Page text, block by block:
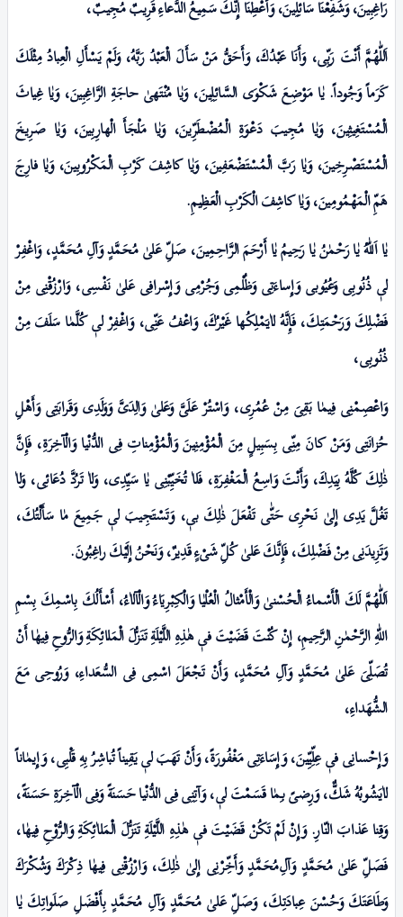
رَاغِبِینَ، وَشَفِّعْنَا سَائِلِینَ، وَأَعْطِنَا إِنَّكَ سَمِيعُ الدُّعاءِ قَرِيبٌ مُجِيبٌ،
اَللّٰهُمَّ أَنْتَ رَبِّی، وَأَنَا عَبْدُكَ، وَأَحَقُّ مَنْ سَأَلَ الْعَبْدُ رَبَّهُ، وَلَمْ يَسْأَلِ الْعِبادُ مِثْلَكَ
كَرَماً وَجُوداً. يٰا مَوْضِعَ شَكْوَى السَّائِلِینَ، وَيٰا مُنْتَهىٰ حاجَةِ الرَّاغِبِینَ، وَيٰا غِياثَ
الْمُسْتَغِيثِینَ، وَيٰا مُجِيبَ دَعْوَةِ الْمُضْطَرِّينَ، وَيٰا مَلْجَأَ الْهارِبِینَ، وَيٰا صَـرِيخَ
الْمُسْتَصْـرِخِینَ، وَيٰا رَبَّ الْمُسْتَضْعَفِینَ، وَيٰا كاشِفَ كَرْبِ الْمَكْرُوبِینَ، وَيٰا فارِجَ
هَمِّ الْمَهْمُومِینَ، وَيٰا كاشِفَ الْكَرْبِ الْعَظِيمِ.
يٰا اَللّٰهُ يٰا رَحْمٰنُ يٰا رَحِيمُ يٰا أَرْحَمَ الرَّاحِمِینَ، صَلِّ عَلیٰ مُحَمَّدٍ وَآلِ مُحَمَّدٍ، وَاغْفِرْ
لیٖ ذُنُوبِی وَعُيُوبی وَإِساءَتِی وَظُلْمِى وَجُرْمِى وَإِسْـرافِی عَلیٰ نَفْسِی، وَارْزُقْنِى مِنْ
فَضْلِكَ وَرَحْمَتِكَ، فَإِنَّهُ لاٰيـَمْلِكُها غَیْرُكَ، وَاعْفُ عَنِّى، وَاغْفِرْ لیٖ كُلَّمٰا سَلَفَ مِنْ
ذُنُوبِی،
وَاعْصِمْنِى فِيمٰا بَقِىَ مِنْ عُمُرِى، وَاسْتُـرْ عَلَیَّ وَعَلیٰ وَالِدَىَّ وَوَلَدِى وَقَرابَتِى وَأَهْلِ
حُزانَتِى وَمَنْ كانَ مِنِّى بِسَبِيلٍ مِنَ الْمُؤْمِنِینَ وَالْمُؤْمِناتِ فِی الدُّنْيا وَالْآخِرَةِ، فَإِنَّ
ذٰلِكَ كُلَّهُ بِيَدِكَ، وَأَنْتَ وَاسِعُ الْمَغْفِرَةِ، فَلاٰ تُخَيِّبْنِى يٰا سَيِّدِى، وَلاٰ تَرُدَّ دُعَائِی، وَلاٰ
تَغُلَّ يَدِى إِلیٰ نَحْرِى حَتّٰى تَفْعَلَ ذٰلِكَ بیٖ، وَتَسْتَجِيبَ لیٖ جَمِيعَ مٰا سَأَلْتُكَ،
وَتَزِيدَنِی مِنْ فَضْلِكَ، فَإِنَّكَ عَلیٰ كُلِّ شَیْءٍ قَدِيرٌ، وَنَحْنُ إِلَيْكَ راغِبُونَ.
اَللّٰهُمَّ لَكَ الْأَسْماءُ الْحُسْنىٰ وَالْأَمْثالُ الْعُلْيٰا وَالْكِبْـرِيَاءُ وَالْآلاٰءُ، أَسْأَلُكَ بِاسْمِكَ بِسْمِ
اللّٰهِ الرَّحْمٰنِ الرَّحِيمِ، إِنْ كُنْتَ قَضَيْتَ فیٖ هٰذِہِ اللَّيْلَةِ تَنَزُّلَ الْمَلائِكَةِ وَالرُّوحِ فِيهٰا أَنْ
تُصَلِّیَ عَلیٰ مُحَمَّدٍ وَآلِ مُحَمَّدٍ، وَأَنْ تَجْعَلَ اسْمِى فِی السُّعَداءِ، وَرُوحِى مَعَ
الشُّهَداءِ،
وَإِحْسانِی فیٖ عِلِّيِّینَ، وَإِسَاءَتِی مَغْفُورَةً، وَأَنْ تَهَبَ لیٖ يَقِيناً تُباشِـرُ بِهِ قَلْبِى، وَإِیمٰاناً
لاٰيَشُوبُهُ شَكٌّ، وَرِضیً بـِمٰا قَسَمْتَ لیٖ، وَآتِنِى فِی الدُّنْيا حَسَنَةً وَفِی الْآخِرَةِ حَسَنَةً،
وَقِنا عَذابَ النّارِ. وَإِنْ لَمْ تَكُنْ قَضَيْتَ فیٖ هٰذِہِ اللَّيْلَةِ تَنَزُّلَ الْمَلاٰئِكَةِ وَالرُّوْحِ فِيهٰا،
فَصَلِّ عَلیٰ مُحَمَّدٍ وَآلِ‌مُحَمَّدٍ وَأَخِّرْنِی إِلیٰ ذٰلِكَ، وَارْزُقْنِى فِيهٰا ذِكْرَكَ وَشُكْرَكَ
وَطَاعَتَكَ وَحُسْنَ عِبادَتِكَ، وَصَلِّ عَلیٰ مُحَمَّدٍ وَآلِ مُحَمَّدٍ بِأَفْضَلِ صَلَواتِكَ يٰا